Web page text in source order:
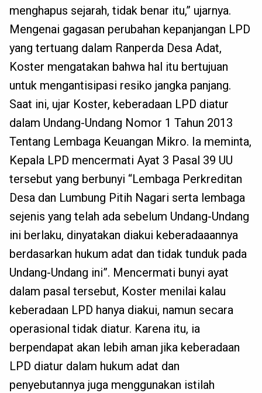
menghapus sejarah, tidak benar itu,” ujarnya.
Mengenai gagasan perubahan kepanjangan LPD
yang tertuang dalam Ranperda Desa Adat,
Koster mengatakan bahwa hal itu bertujuan
untuk mengantisipasi resiko jangka panjang.
Saat ini, ujar Koster, keberadaan LPD diatur
dalam Undang-Undang Nomor 1 Tahun 2013
Tentang Lembaga Keuangan Mikro. Ia meminta,
Kepala LPD mencermati Ayat 3 Pasal 39 UU
tersebut yang berbunyi “Lembaga Perkreditan
Desa dan Lumbung Pitih Nagari serta lembaga
sejenis yang telah ada sebelum Undang-Undang
ini berlaku, dinyatakan diakui keberadaaannya
berdasarkan hukum adat dan tidak tunduk pada
Undang-Undang ini”. Mencermati bunyi ayat
dalam pasal tersebut, Koster menilai kalau
keberadaan LPD hanya diakui, namun secara
operasional tidak diatur. Karena itu, ia
berpendapat akan lebih aman jika keberadaan
LPD diatur dalam hukum adat dan
penyebutannya juga menggunakan istilah